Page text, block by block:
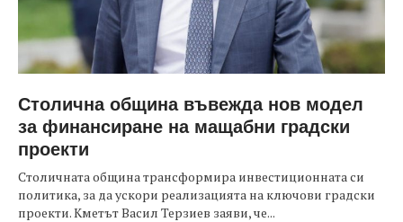
Столична община въвежда нов модел
за финансиране на мащабни градски
проекти
Столичната община трансформира инвестиционната си
политика, за да ускори реализацията на ключови градски
проекти. Кметът Васил Терзиев заяви, че...